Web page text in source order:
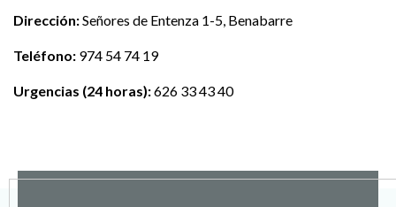
Dirección:Señores de Entenza 1-5, Benabarre
Teléfono: 974 54 74 19
Urgencias (24 horas):626 33 43 40